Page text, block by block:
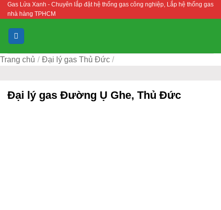
Bỏ
qua
nội
dung
Gas Lửa Xanh - Chuyên lắp đặt hệ thống gas công nghiệp, Lắp hệ thống gas
nhà hàng TPHCM
Trang chủ / Đại lý gas Thủ Đức /
Đại lý gas Đường Ụ Ghe, Thủ Đức